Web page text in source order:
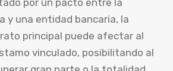
por un pacto entre la
y una entidad bancaria, la
principal puede afectar al
vinculado, posibilitando al